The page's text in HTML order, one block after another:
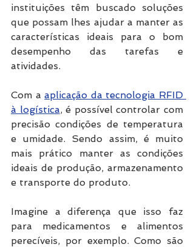
instituições têm buscado soluções
que possam lhes ajudar a manter as
características ideais para o bom
desempenho das tarefas e
atividades.
Com a aplicação da tecnologia RFID
à logística, é possível controlar com
precisão condições de temperatura
e umidade. Sendo assim, é muito
mais prático manter as condições
ideais de produção, armazenamento
e transporte do produto.
Imagine a diferença que isso faz
para medicamentos e alimentos
perecíveis, por exemplo. Como são